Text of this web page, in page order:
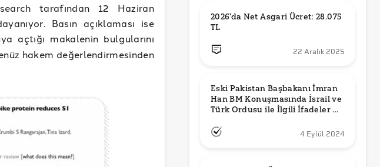
tarafından 12 Haziran
Basın açıklaması ise
açtığı makalenin bulgularını
hakem değerlendirmesinden
2026'da Net Asgari Ücret: 28.075
TL
22 Aralık 2025
Eski Pakistan Başbakanı İmran
Han BM Konuşmasında İsrail ve
Türk Ordusu ile İlgili İfadeler mi
4 Eylül 2024